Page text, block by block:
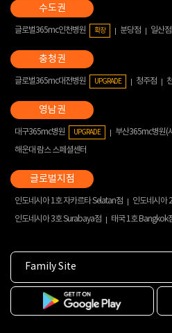
글로벌365mc인천병원 확장 분당점 일산점
글로벌365mc대전병원 UPGRADE 청주점
대구365mc병원 UPGRADE 부산365mc병원(
해운대 람스 스페셜센터
인도네시아 1호 자카르타 Selatan점
인도네시아
인도네시아 3호 Surabaya점
태국 1호 Bangkok
Family Site